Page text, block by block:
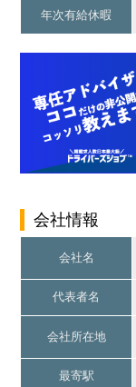
年次有給休暇
会社情報
会社名
代表者名
会社所在地
最寄駅